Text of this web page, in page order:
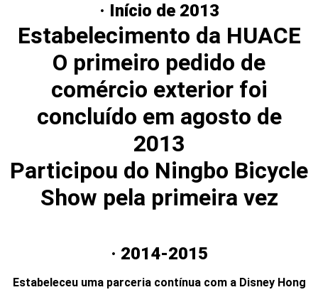
· Início de 2013
Estabelecimento da HUACE
O primeiro pedido de
comércio exterior foi
concluído em agosto de
2013
Participou do Ningbo Bicycle
Show pela primeira vez
· 2014-2015
Estabeleceu uma parceria contínua com a Disney Hong